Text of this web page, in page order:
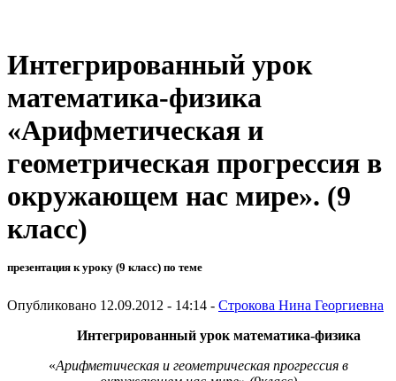
Интегрированный урок
математика-физика
«Арифметическая и
геометрическая прогрессия в
окружающем нас мире». (9
класс)
презентация к уроку (9 класс) по теме
Опубликовано 12.09.2012 - 14:14 - Строкова Нина Георгиевна
Интегрированный урок математика-физика
«Арифметическая и геометрическая прогрессия в